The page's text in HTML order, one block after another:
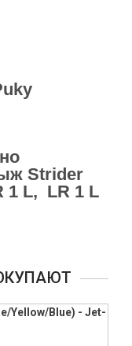
Strider
1 L, LR 1 L